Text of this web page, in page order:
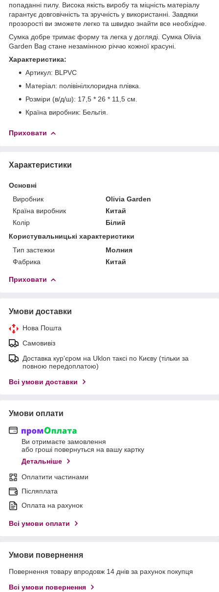
попаданні пилу. Висока якість виробу та міцність матеріалу
гарантує довговічність та зручність у використанні. Завдяки
прозорості ви зможете легко та швидко знайти все необхідне.
Сумка добре тримає форму та легка у догляді. Сумка Olivia
Garden Bag стане незамінною річчю кожної красуні.
Характеристика:
Артикул: BLPVC
Матеріал: полівінілхлоридна плівка.
Розміри (в/д/ш): 17,5 * 26 * 11,5 см.
Країна виробник: Бельгія.
Приховати
Характеристики
Основні
Виробник
Olivia Garden
Країна виробник
Китай
Колір
Білий
Користувальницькі характеристики
Тип застежки
Молния
Фабрика
Китай
Приховати
Умови доставки
Нова Пошта
Самовивіз
Доставка кур'єром на Uklon таксі по Києву (тільки за
повною передоплатою)
Всі умови доставки
Умови оплати
Ви отримаєте замовлення
або гроші повернуться на вашу картку
Детальніше
Оплатити частинами
Післяплата
Оплата на рахунок
Всі умови оплати
Умови повернення
Повернення товару впродовж 14 днів за рахунок покупця
Всі умови повернення